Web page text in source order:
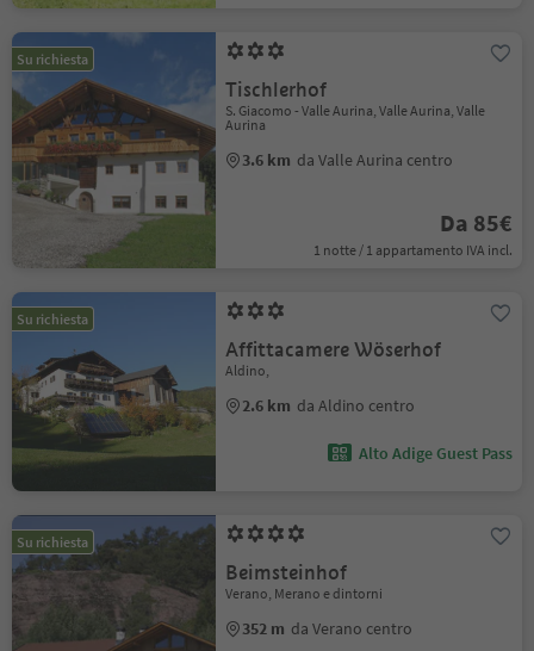
Su richiesta
Tischlerhof
S. Giacomo - Valle Aurina, Valle Aurina, Valle
Aurina
3.6 km da Valle Aurina centro
Da 85€
1 notte / 1 appartamento IVA incl.
Su richiesta
Affittacamere Wöserhof
Aldino,
2.6 km da Aldino centro
Alto Adige Guest Pass
Su richiesta
Beimsteinhof
Verano, Merano e dintorni
352 m da Verano centro